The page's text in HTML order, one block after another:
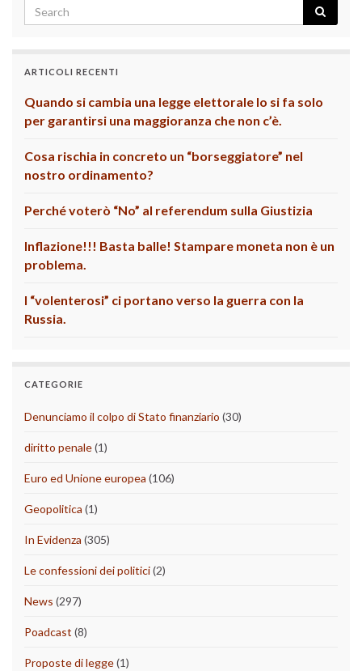
ARTICOLI RECENTI
Quando si cambia una legge elettorale lo si fa solo
per garantirsi una maggioranza che non c’è.
Cosa rischia in concreto un “borseggiatore” nel
nostro ordinamento?
Perché voterò “No” al referendum sulla Giustizia
Inflazione!!! Basta balle! Stampare moneta non è un
problema.
I “volenterosi” ci portano verso la guerra con la
Russia.
CATEGORIE
Denunciamo il colpo di Stato finanziario (30)
diritto penale(1)
Euro ed Unione europea (106)
Geopolitica (1)
In Evidenza (305)
Le confessioni dei politici(2)
News (297)
Poadcast (8)
Proposte di legge(1)